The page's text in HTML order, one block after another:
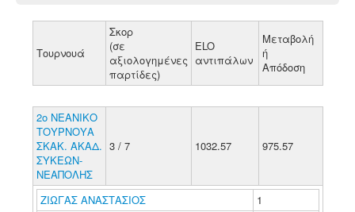
Τουρνουά
Σκορ
(σε
αξιολογημένες
παρτίδες)
ELO
αντιπάλων
Μεταβολή
ή
Απόδοση
2ο ΝΕΑΝΙΚΟ
ΤΟΥΡΝΟΥΑ
ΣΚΑΚ. ΑΚΑΔ.
ΣΥΚΕΩΝ-
ΝΕΑΠΟΛΗΣ
3 / 7 1032.57 975.57
ΖΙΩΓΑΣ ΑΝΑΣΤΑΣΙΟΣ
1